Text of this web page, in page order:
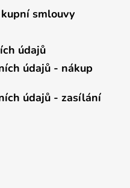
smlouvy
údajů
údajů - nákup
údajů - zasílání